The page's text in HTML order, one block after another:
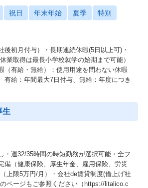
献：
合わせ、自らの判断で最適な技術選定やフ
があります。
ーザーの利便性や事業成果に繋がる実感を
挑戦：
や多拠点連携など、Web完結のサービスで
す。
業所）へ赴きペルソナを策定する動きは
、
ームの課題を特定・改善する姿勢は「企画
の貢献を多様な視点から評価します。
祝日 年末年始 夏季 特別
後初月付与）・長期連続休暇(5日以上可)・
業取得は最長小学校就学の始期まで可能）
（有給・無給）：使用用途を問わない休暇
有給：年間最大7日付与、無給：年度につき
生
・週32/35時間の時短勤務が選択可能・全フ
備（健康保険、厚生年金、雇用保険、労災
上限5万円/月）・会社de賃貸制度(借上げ社
ページもご参照ください（https://litalico.c